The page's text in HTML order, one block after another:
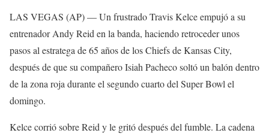
LAS VEGAS (AP) — Un frustrado Travis Kelce empujó a su
entrenador Andy Reid en la banda, haciendo retroceder unos
pasos al estratega de 65 años de los Chiefs de Kansas City,
después de que su compañero Isiah Pacheco soltó un balón dentro
de la zona roja durante el segundo cuarto del Super Bowl el
domingo.
Kelce corrió sobre Reid y le gritó después del fumble. La cadena